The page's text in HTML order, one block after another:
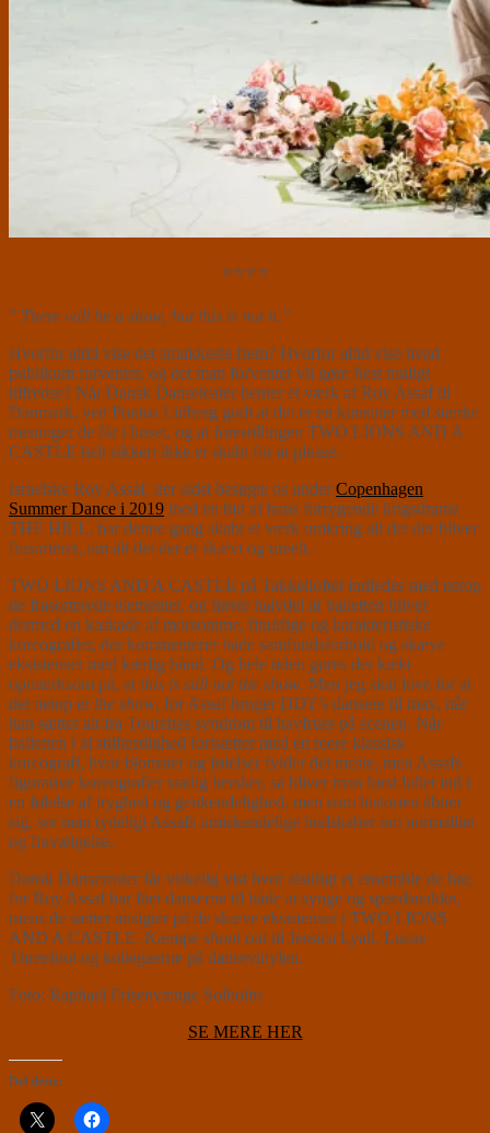
⭐⭐⭐⭐
” There will be a show, but this is not it.”
Hvorfor altid vise det smukkeste frem? Hvorfor altid vise hvad
publikum forventer, og det man forventer vil gøre flest muligt
tilfredse? Når Dansk Danseteater henter et værk af Roy Assaf til
Danmark, ved Pontus Lidberg godt at det er en kunstner med stærke
meninger de får i huset, og at forestillingen TWO LIONS AND A
CASTLE helt sikkert ikke er skabt for at please.
Israelske Roy Assaf, der sidst besøgte os under Copenhagen
Summer Dance i 2019 med en bid af hans forrygende krigsdrama
THE HILL, har denne gang skabt et værk omkring alt det der bliver
frasorteret, om alt det der er skævt og ureelt.
TWO LIONS AND A CASTLE på Takkelloftet indledes med netop
de frasorterede elementer, og første halvdel af balletten bliver
dermed en kaskade af morsomme, finurlige og karakteristiske
koreografier, der kommenterer både samfundsforhold og skæve
eksistenser med kærlig hånd. Og hele tiden gøres der kækt
opmærksom på, at this is still not the show. Men jeg skal love for at
det netop er the show, for Assaf bruger DDT’s dansere til max, når
han sætter alt fra Tourettes syndrom til havfruer på scenen. Når
balletten i al stilfærdighed fortsætter med en mere klassisk
koreografi, hvor blomster og følelser fylder det meste, men Assafs
figurative koreografier stadig hersker, så bliver man først lullet ind i
en følelse af tryghed og genkendelighed, men som historien åbner
sig, ser man tydeligt Assafs umiskendelige budskaber om normalitet
og fravælgelse.
Dansk Danseteater får virkelig vist hvor alsidigt et ensemble de har,
for Roy Assaf har fået danserne til både at synge og speedsnakke,
mens de sætter ansigter på de skæve eksistenser i TWO LIONS
AND A CASTLE. Kæmpe shout outtil Jessica Lyall, Lucas
Threefoot og kollegaerne på dansevinylen.
Foto: Raphael Frisenvænge Solholm
SE MERE HER
Del dette: